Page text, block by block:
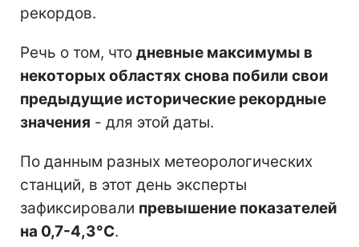
рекордов.
Речь о том, что дневные максимумы в
некоторых областях снова побили свои
предыдущие исторические рекордные
значения - для этой даты.
По данным разных метеорологических
станций, в этот день эксперты
зафиксировали превышение показателей
на 0,7-4,3°C.